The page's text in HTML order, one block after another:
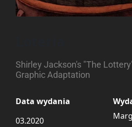
Shirley Jackson's "The
Graphic Adaptation
Data wydania
03.2020